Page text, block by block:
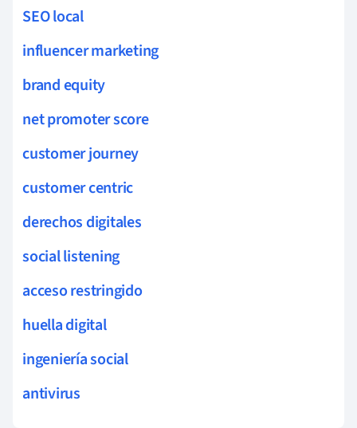
SEO local
influencer marketing
brand equity
net promoter score
customer journey
customer centric
derechos digitales
social listening
acceso restringido
huella digital
ingeniería social
antivirus